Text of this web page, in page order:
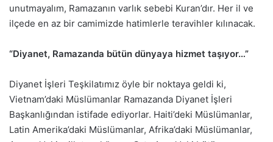
unutmayalım, Ramazanın varlık sebebi Kuran’dır. Her il ve
ilçede en az bir camimizde hatimlerle teravihler kılınacak.
“Diyanet, Ramazanda bütün dünyaya hizmet taşıyor…”
Diyanet İşleri Teşkilatımız öyle bir noktaya geldi ki,
Vietnam’daki Müslümanlar Ramazanda Diyanet İşleri
Başkanlığından istifade ediyorlar. Haiti’deki Müslümanlar,
Latin Amerika’daki Müslümanlar, Afrika’daki Müslümanlar,